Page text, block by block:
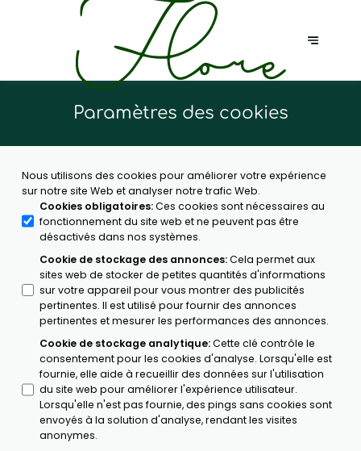
Paramètres des cookies
Nous utilisons des cookies pour améliorer votre expérience
sur notre site Web et analyser notre trafic Web.
Cookies obligatoires:Ces cookies sont nécessaires au
fonctionnement du site web et ne peuvent pas être
désactivés dans nos systèmes.
Cookie de stockage des annonces:Cela permet aux
sites web de stocker de petites quantités d'informations
sur votre appareil pour vous montrer des publicités
pertinentes. Il est utilisé pour fournir des annonces
pertinentes et mesurer les performances des annonces.
Cookie de stockage analytique:Cette clé contrôle le
consentement pour les cookies d'analyse. Lorsqu'elle est
fournie, elle aide à recueillir des données sur l'utilisation
du site web pour améliorer l'expérience utilisateur.
Lorsqu'elle n'est pas fournie, des pings sans cookies sont
envoyés à la solution d'analyse, rendant les visites
anonymes.